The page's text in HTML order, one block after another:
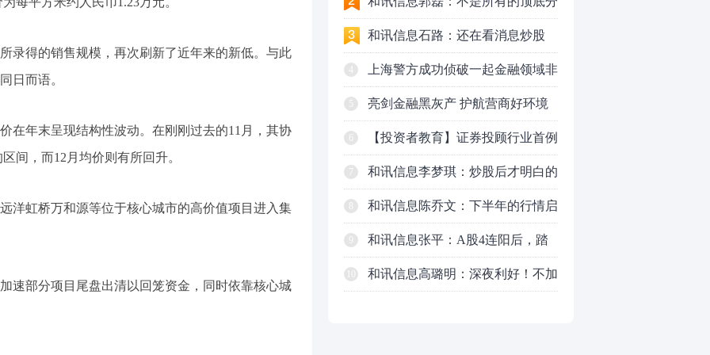
录得的销售规模，再次刷新了近年来的新低。与此
日而语。
在年末呈现结构性波动。在刚刚过去的11月，其协
间，而12月均价则有所回升。
洋虹桥万和源等位于核心城市的高价值项目进入集
速部分项目尾盘出清以回笼资金，同时依靠核心城
型都是顶底！
和讯信息石路：还在看消息炒股
吗？
上海警方成功侦破一起金融领域非
法代理维权敲诈勒索案件
5 亮剑金融黑灰产 护航营商好环境
——上海普陀严打“代理维权”敲诈
犯罪、筑牢金融法治屏障
【投资者教育】证券投顾行业首例
以敲诈勒索罪定罪的非法代理维权
案二审宣判，主犯获刑五年
7 和讯信息李梦琪：炒股后才明白的
九个人生道理
和讯信息陈乔文：下半年的行情启
动了
和讯信息张平：A股4连阳后，踏
空怎么办？结构性回补！
和讯信息高璐明：深夜利好！不加